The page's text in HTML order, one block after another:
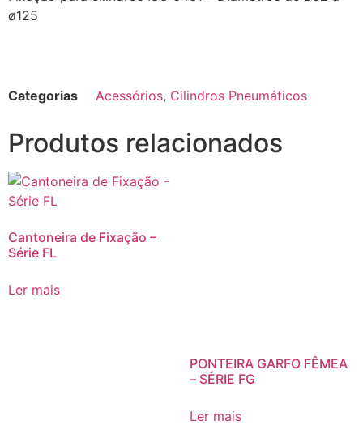
ø125
Categorias Acessórios, Cilindros Pneumáticos
Produtos relacionados
Cantoneira de Fixação –
Série FL
Ler mais
PONTEIRA GARFO FÊMEA
– SÉRIE FG
Ler mais